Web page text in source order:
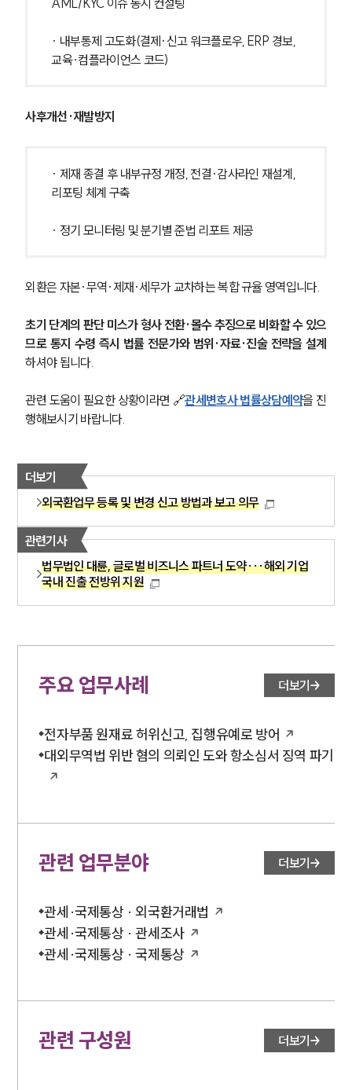
AML/KYC 이슈 동시 컨설팅
· 내부통제 고도화(결제·신고 워크플로우, ERP 경보,
교육·컴플라이언스 코드)
사후개선·재발방지
· 제재 종결 후 내부규정 개정, 전결·감사라인 재설계,
리포팅 체계 구축
· 정기 모니터링 및 분기별 준법 리포트 제공
외환은 자본·무역·제재·세무가 교차하는 복합 규율 영역입니다.
초기 단계의 판단 미스가 형사 전환·몰수 추징으로 비화할 수 있으
므로 통지 수령 즉시 법률 전문가와 범위·자료·진술 전략을 설계
하셔야 됩니다.
관련 도움이 필요한 상황이라면 🔗관세변호사 법률상담예약을 진
행해보시기 바랍니다.
더보기
외국환업무 등록 및 변경 신고 방법과 보고 의무
관련기사
법무법인 대륜, 글로벌 비즈니스 파트너 도약···해외 기업
국내 진출 전방위 지원
주요 업무사례 더보기
전자부품 원재료 허위신고, 집행유예로 방어
대외무역법 위반 혐의 의뢰인 도와 항소심서 징역 파기
관련 업무분야 더보기
관세·국제통상 · 외국환거래법
관세·국제통상 · 관세조사
관세·국제통상 · 국제통상
관련 구성원 더보기